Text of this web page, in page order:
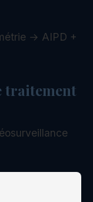
→ AIPD +
traitement